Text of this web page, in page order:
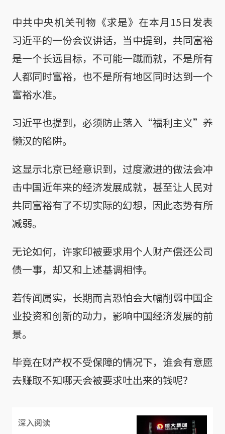
中共中央机关刊物《求是》在本月15日发表
习近平的一份会议讲话，当中提到，共同富裕
是一个长远目标，不可能一蹴而就，不是所有
人都同时富裕，也不是所有地区同时达到一个
富裕水准。
习近平也提到，必须防止落入“福利主义”养
懒汉的陷阱。
这显示北京已经意识到，过度激进的做法会冲
击中国近年来的经济发展成就，甚至让人民对
共同富裕有了不切实际的幻想，因此态势有所
减弱。
无论如何，许家印被要求用个人财产偿还公司
债一事，却又和上述基调相悖。
若传闻属实，长期而言恐怕会大幅削弱中国企
业投资和创新的动力，影响中国经济发展的前
景。
毕竟在财产权不受保障的情况下，谁会有意愿
去赚取不知哪天会被要求吐出来的钱呢？
深入阅读